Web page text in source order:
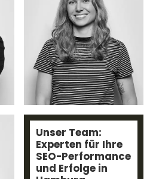
Unser Team:
Experten für Ihre
SEO-Performance
und Erfolge in